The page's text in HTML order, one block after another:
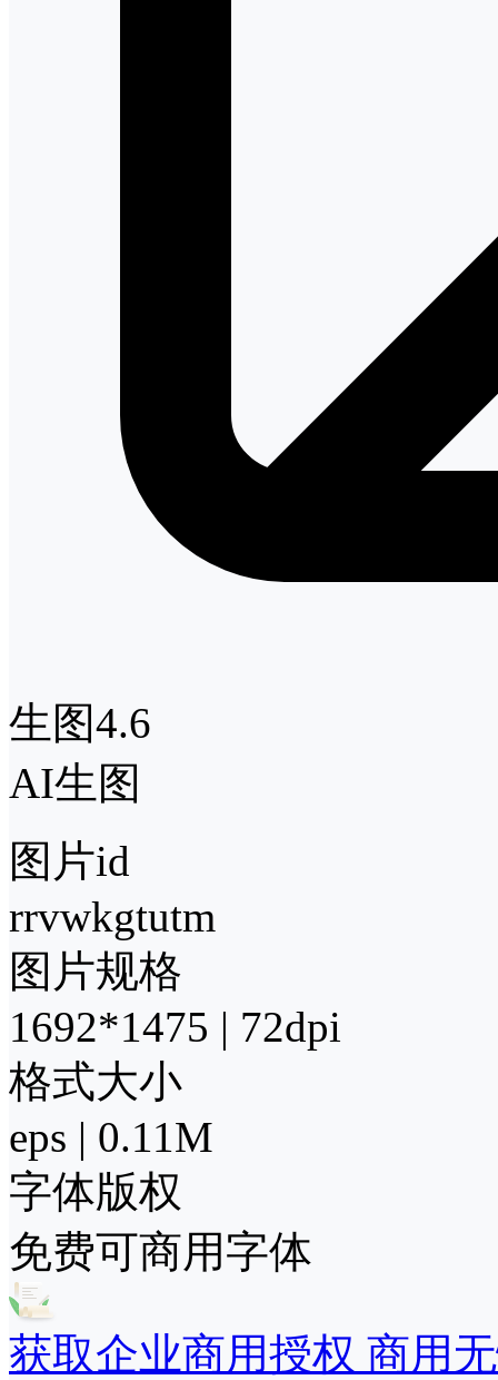
生图4.6
AI生图
图片id
rrvwkgtutm
图片规格
1692*1475 | 72dpi
格式大小
eps | 0.11M
字体版权
免费可商用字体
获取企业商用授权 商用